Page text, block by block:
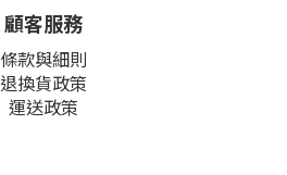
顧客服務
條款與細則
退換貨政策
運送政策